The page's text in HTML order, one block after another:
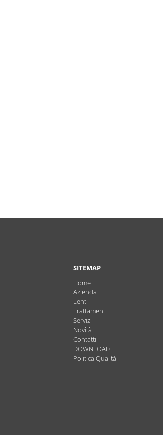
SITEMAP
Home
Azienda
Lenti
Trattamenti
Servizi
Novità
Contatti
DOWNLOAD
Politica Qualità